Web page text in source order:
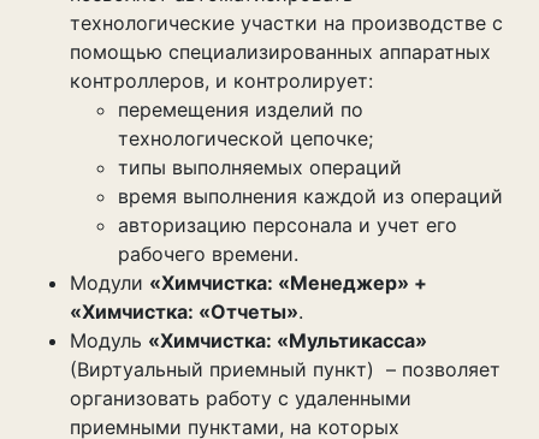
технологические участки на производстве с
помощью специализированных аппаратных
контроллеров, и контролирует:
перемещения изделий по
технологической цепочке;
типы выполняемых операций
время выполнения каждой из операций
авторизацию персонала и учет его
рабочего времени.
Модули «Химчистка: «Менеджер» +
«Химчистка: «Отчеты».
Модуль «Химчистка: «Мультикасса»
(Виртуальный приемный пункт) – позволяет
организовать работу с удаленными
приемными пунктами, на которых